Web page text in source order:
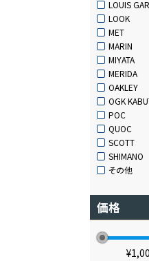
LOUIS
LOOK
MET
MARIN
MIYATA
MERIDA
OAKLEY
OGK
POC
QUOC
SCOTT
SHIMANO
その他
価格